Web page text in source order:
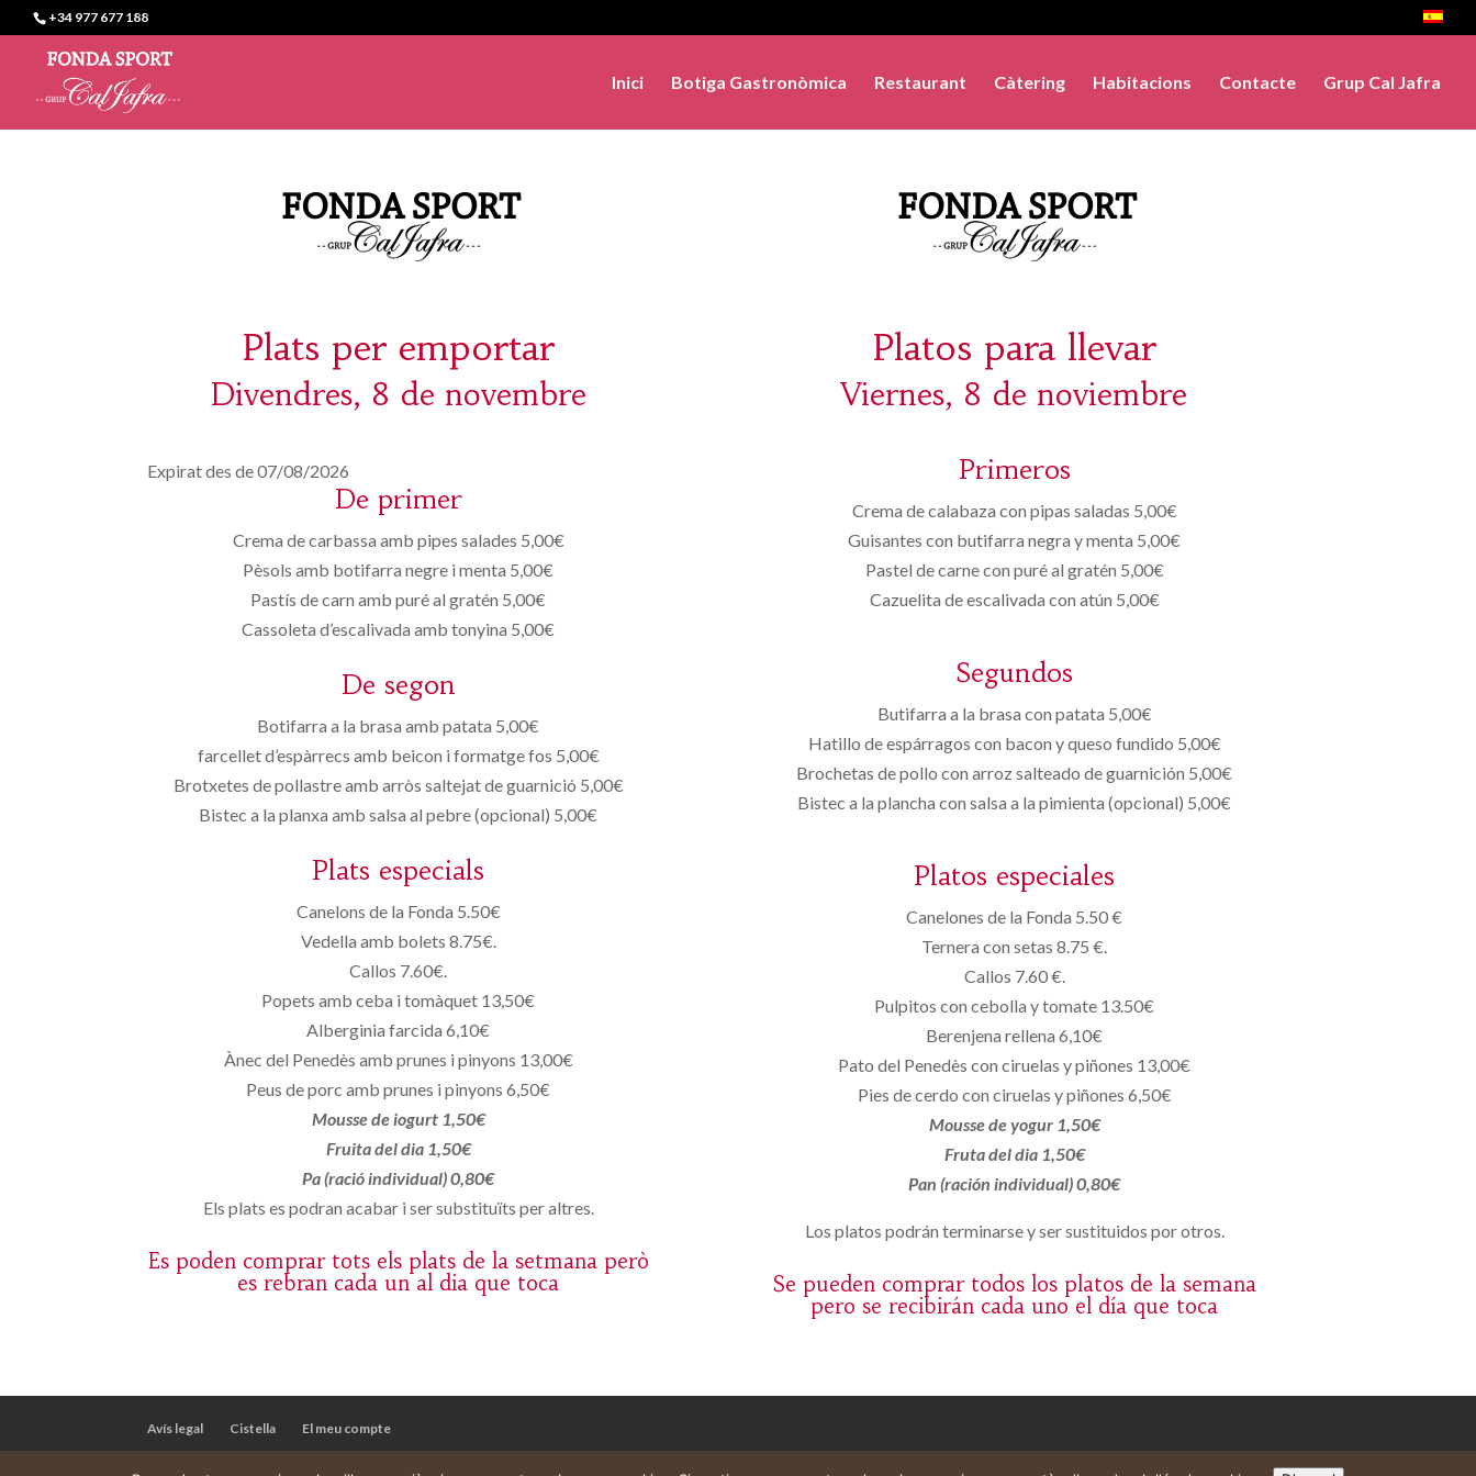
+34 977 677 188
Inici Botiga Gastronòmica Restaurant Càtering Habitacions Contacte Grup Cal Jafra
Plats per emportar
Divendres, 8 de novembre
Expirat des de 07/08/2026
De primer
Crema de carbassa amb pipes salades 5,00€
Pèsols amb botifarra negre i menta 5,00€
Pastís de carn amb puré al gratén 5,00€
Cassoleta d’escalivada amb tonyina 5,00€
De segon
Botifarra a la brasa amb patata 5,00€
farcellet d’espàrrecs amb beicon i formatge fos 5,00€
Brotxetes de pollastre amb arròs saltejat de guarnició 5,00€
Bistec a la planxa amb salsa al pebre (opcional) 5,00€
Plats especials
Canelons de la Fonda 5.50€
Vedella amb bolets 8.75€.
Callos 7.60€.
Popets amb ceba i tomàquet 13,50€
Alberginia farcida 6,10€
Ànec del Penedès amb prunes i pinyons 13,00€
Peus de porc amb prunes i pinyons 6,50€
Mousse de iogurt 1,50€
Fruita del dia 1,50€
Pa (ració individual) 0,80€
Els plats es podran acabar i ser substituïts per altres.
Es poden comprar tots els plats de la setmana però
es rebran cada un al dia que toca
Platos para llevar
Viernes, 8 de noviembre
Primeros
Crema de calabaza con pipas saladas 5,00€
Guisantes con butifarra negra y menta 5,00€
Pastel de carne con puré al gratén 5,00€
Cazuelita de escalivada con atún 5,00€
Segundos
Butifarra a la brasa con patata 5,00€
Hatillo de espárragos con bacon y queso fundido 5,00€
Brochetas de pollo con arroz salteado de guarnición 5,00€
Bistec a la plancha con salsa a la pimienta (opcional) 5,00€
Platos especiales
Canelones de la Fonda 5.50 €
Ternera con setas 8.75 €.
Callos 7.60 €.
Pulpitos con cebolla y tomate 13.50€
Berenjena rellena 6,10€
Pato del Penedès con ciruelas y piñones 13,00€
Pies de cerdo con ciruelas y piñones 6,50€
Mousse de yogur 1,50€
Fruta del dia 1,50€
Pan (ración individual) 0,80€
Los platos podrán terminarse y ser sustituidos por otros.
Se pueden comprar todos los platos de la semana
pero se recibirán cada uno el día que toca
Avís legal Cistella El meu compte